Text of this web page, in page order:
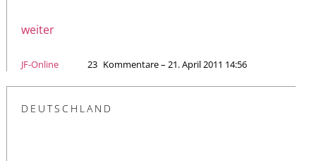
weiter
JF-Online 23 Kommentare – 21. April 2011 14:56
DEUTSCHLAND